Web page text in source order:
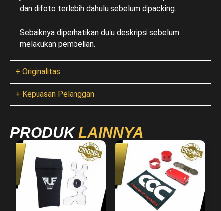
dan difoto terlebih dahulu sebelum dipacking.
Sebaiknya diperhatikan dulu deskripsi sebelum
melakukan pembelian.
+ Originalitas
+ Kepuasan Pelanggan
PRODUK LAINNYA